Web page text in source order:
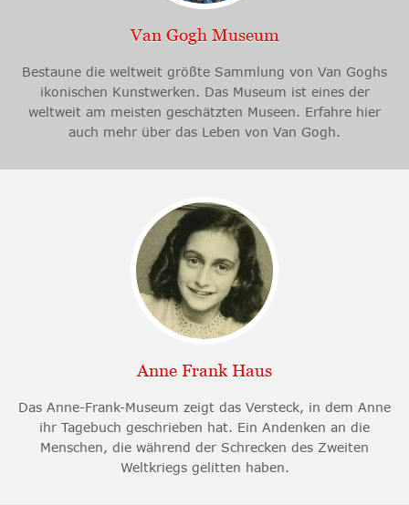
Van Gogh Museum
Bestaune die weltweit größte Sammlung von Van Goghs
ikonischen Kunstwerken. Das Museum ist eines der
weltweit am meisten geschätzten Museen. Erfahre hier
auch mehr über das Leben von Van Gogh.
Anne Frank Haus
Das Anne-Frank-Museum zeigt das Versteck, in dem Anne
ihr Tagebuch geschrieben hat. Ein Andenken an die
Menschen, die während der Schrecken des Zweiten
Weltkriegs gelitten haben.